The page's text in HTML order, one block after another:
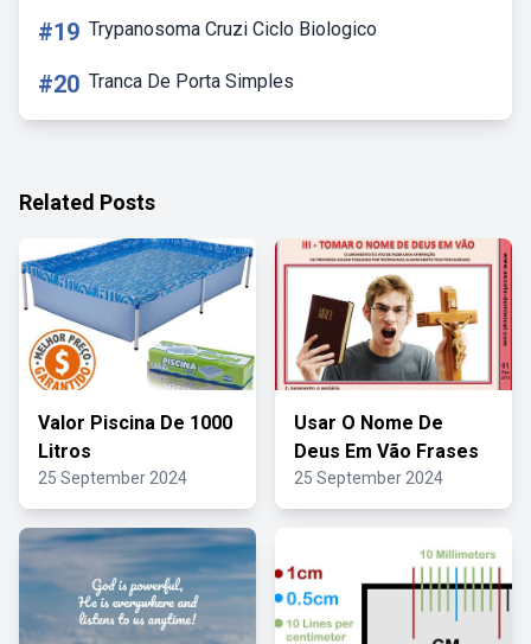
#19 Trypanosoma Cruzi Ciclo Biologico
#20 Tranca De Porta Simples
Related Posts
Valor Piscina De 1000
Litros
25 September 2024
Usar O Nome De
Deus Em Vão Frases
25 September 2024